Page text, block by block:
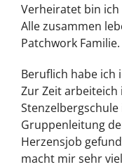
Verheiratet bin ich
Alle zusammen
Patchwork Familie.
Beruflich habe
Zur Zeit arbeiteich
Gruppenleitung
Herzensjob
macht mir sehr